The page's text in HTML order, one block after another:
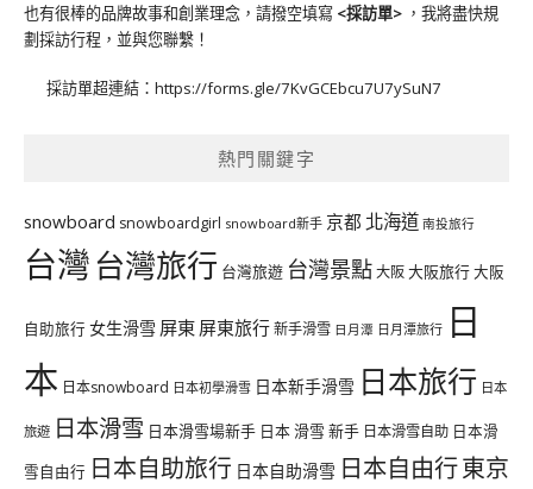
也有很棒的品牌故事和創業理念，請撥空填寫 <採訪單> ，我將盡快規
劃採訪行程，並與您聯繫！
採訪單超連結： https://forms.gle/7KvGCEbcu7U7ySuN7
熱門關鍵字
snowboard snowboardgirl snowboard新手 京都 北海道 南投旅行
台灣台灣旅行 台灣旅遊 台灣景點大阪大阪旅行大阪
自助旅行 女生滑雪 屏東 屏東旅行新手滑雪 日月潭 日月潭旅行 日
本 日本snowboard 日本初學滑雪 日本新手滑雪 日本旅行 日本
旅遊 日本滑雪 日本滑雪場新手 日本 滑雪 新手 日本滑雪自助 日本滑
雪自由行 日本自助旅行 日本自助滑雪 日本自由行東京